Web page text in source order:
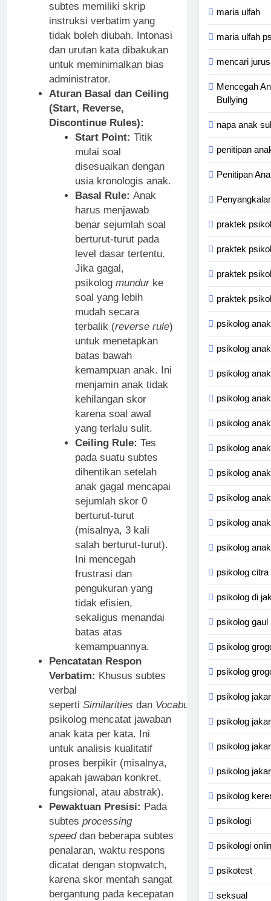
subtes memiliki skrip
instruksi verbatim yang
tidak boleh diubah. Intonasi
dan urutan kata dibakukan
untuk meminimalkan bias
administrator.
Aturan Basal dan Ceiling
(Start, Reverse,
Discontinue Rules):
Start Point: Titik
mulai soal
disesuaikan dengan
usia kronologis anak.
Basal Rule: Anak
harus menjawab
benar sejumlah soal
berturut-turut pada
level dasar tertentu.
Jika gagal,
psikolog mundurke
soal yang lebih
mudah secara
terbalik (reverse rule)
untuk menetapkan
batas bawah
kemampuan anak. Ini
menjamin anak tidak
kehilangan skor
karena soal awal
yang terlalu sulit.
Ceiling Rule: Tes
pada suatu subtes
dihentikan setelah
anak gagal mencapai
sejumlah skor 0
berturut-turut
(misalnya, 3 kali
salah berturut-turut).
Ini mencegah
frustrasi dan
pengukuran yang
tidak efisien,
sekaligus menandai
batas atas
kemampuannya.
Pencatatan Respon
Verbatim: Khusus subtes
verbal
seperti Similarities dan Vocabulary
psikolog mencatat jawaban
anak kata per kata. Ini
untuk analisis kualitatif
proses berpikir (misalnya,
apakah jawaban konkret,
fungsional, atau abstrak).
Pewaktuan Presisi: Pada
subtes processing
speeddan beberapa subtes
penalaran, waktu respons
dicatat dengan stopwatch,
karena skor mentah sangat
bergantung pada kecepatan
maria ulfah
maria ulfah
mencari
Mencegah
Bullying
napa anak
penitipan
Penitipan
praktek
praktek
praktek
praktek
psikolog anak
psikolog
psikolog
psikolog
psikolog
psikolog
psikolog
psikolog
psikolog
psikolog
psikolog citra
psikolog di
psikolog gaul
psikolog
psikolog
psikolog
psikolog
psikolog
psikolog
psikolog
psikologi
psikologi
psikotest
seksual